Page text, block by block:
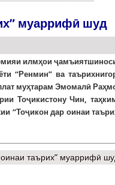
муаррифӣ шуд
илмҳои
“Ренмин” ва
муҳтарам Эмомалӣ
Тоҷикистону Чин,
“Тоҷикон дар оинаи
таърих” муаррифӣ